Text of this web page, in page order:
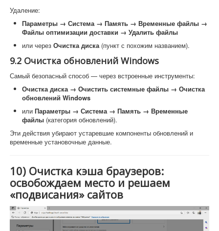
Удаление:
Параметры → Система → Память → Временные файлы →
Файлы оптимизации доставки → Удалить файлы
или через Очистка диска(пункт с похожим названием).
9.2 Очистка обновлений Windows
Самый безопасный способ — через встроенные инструменты:
Очистка диска → Очистить системные файлы → Очистка
обновлений Windows
или Параметры → Система → Память → Временные
файлы (категория обновлений).
Эти действия убирают устаревшие компоненты обновлений и
временные установочные данные.
10) Очистка кэша браузеров:
освобождаем место и решаем
«подвисания» сайтов